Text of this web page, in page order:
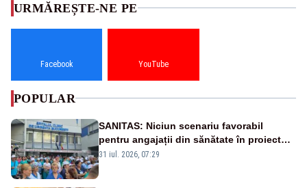
URMĂREȘTE-NE PE
Facebook YouTube
POPULAR
SANITAS: Niciun scenariu favorabil
pentru angajații din sănătate în proiectul
Legii salarizării
31 iul. 2026, 07:29